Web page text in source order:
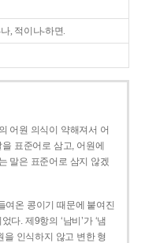
, 적이나-하면.
어원 의식이 약해져서 어
표준어로 삼고, 어원에
말은 표준어로 삼지 않겠
여온 콩이기 때문에 붙여진
다. 제9항의 ‘남비’가 ‘냄
을 인식하지 않고 변한 형